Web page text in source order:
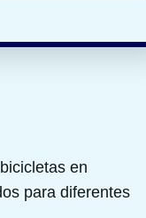
en
para diferentes